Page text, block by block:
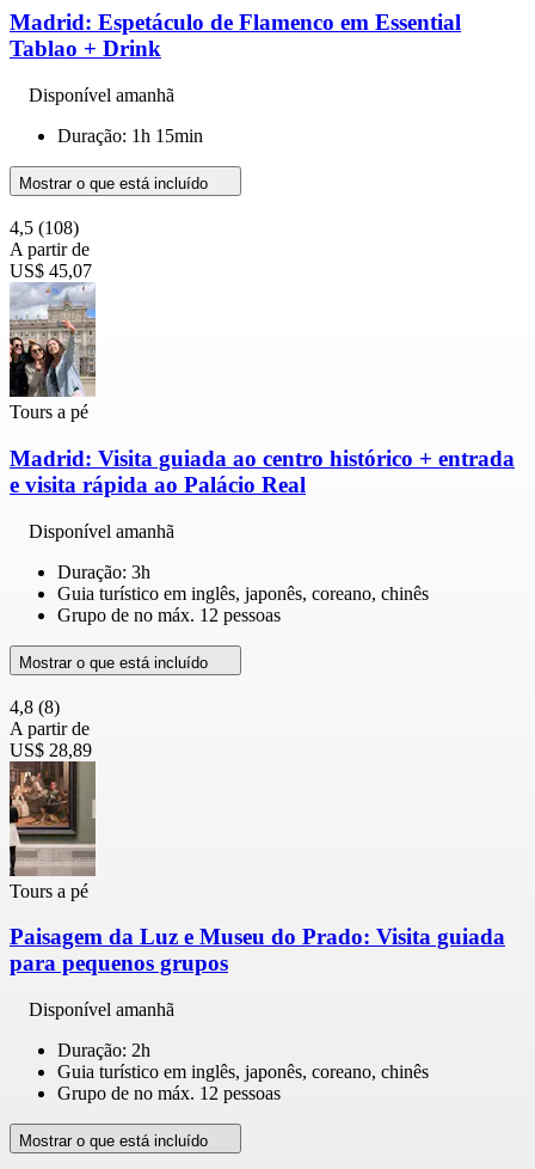
Madrid: Espetáculo de Flamenco em Essential
Tablao + Drink
Disponível amanhã
Duração: 1h 15min
Mostrar o que está incluído
4,5 (108)
A partir de
US$ 45,07
Tours a pé
Madrid: Visita guiada ao centro histórico + entrada
e visita rápida ao Palácio Real
Disponível amanhã
Duração: 3h
Guia turístico em inglês, japonês, coreano, chinês
Grupo de no máx. 12 pessoas
Mostrar o que está incluído
4,8 (8)
A partir de
US$ 28,89
Tours a pé
Paisagem da Luz e Museu do Prado: Visita guiada
para pequenos grupos
Disponível amanhã
Duração: 2h
Guia turístico em inglês, japonês, coreano, chinês
Grupo de no máx. 12 pessoas
Mostrar o que está incluído